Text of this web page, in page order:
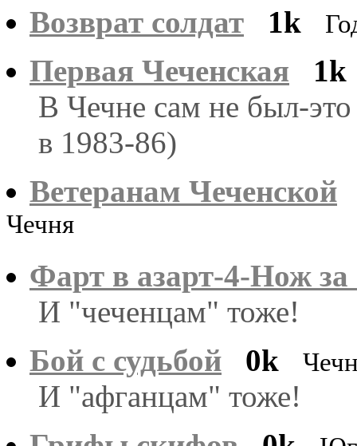
Возврат солдат
1k
Первая Чеченская
1k
В Чечне сам не был-
в 1983-86)
Ветеранам Чеченской
Чечня
Фарт в азарт-4-Нож
И "чеченцам" тоже!
Бой с судьбой
0k
И "афганцам" тоже!